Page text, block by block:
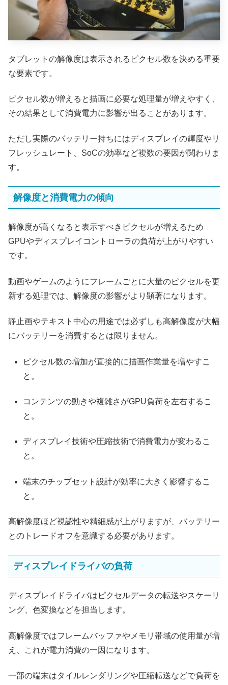
タブレットの解像度は表示されるピクセル数を決める重要
な要素です。
ピクセル数が増えると描画に必要な処理量が増えやすく、
その結果として消費電力に影響が出ることがあります。
ただし実際のバッテリー持ちにはディスプレイの輝度やリ
フレッシュレート、SoCの効率など複数の要因が関わりま
す。
解像度と消費電力の傾向
解像度が高くなると表示すべきピクセルが増えるため
GPUやディスプレイコントローラの負荷が上がりやすい
です。
動画やゲームのようにフレームごとに大量のピクセルを更
新する処理では、解像度の影響がより顕著になります。
静止画やテキスト中心の用途では必ずしも高解像度が大幅
にバッテリーを消費するとは限りません。
ピクセル数の増加が直接的に描画作業量を増やすこ
と。
コンテンツの動きや複雑さがGPU負荷を左右するこ
と。
ディスプレイ技術や圧縮技術で消費電力が変わるこ
と。
端末のチップセット設計が効率に大きく影響するこ
と。
高解像度ほど視認性や精細感が上がりますが、バッテリー
とのトレードオフを意識する必要があります。
ディスプレイドライバの負荷
ディスプレイドライバはピクセルデータの転送やスケーリ
ング、色変換などを担当します。
高解像度ではフレームバッファやメモリ帯域の使用量が増
え、これが電力消費の一因になります。
一部の端末はタイルレンダリングや圧縮転送などで負荷を